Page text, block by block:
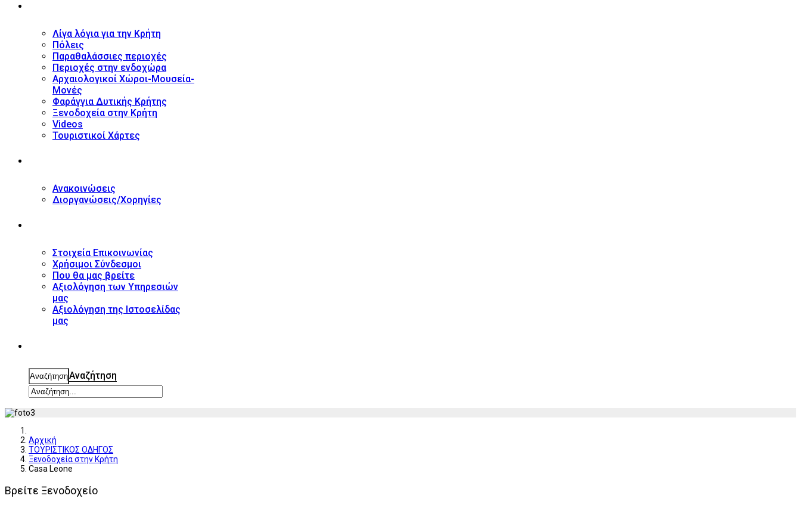
Λίγα λόγια για την Κρήτη
Πόλεις
Παραθαλάσσιες περιοχές
Περιοχές στην ενδοχώρα
Αρχαιολογικοί Χώροι-Μουσεία-
Μονές
Φαράγγια Δυτικής Κρήτης
Ξενοδοχεία στην Κρήτη
Videos
Τουριστικοί Χάρτες
Ανακοινώσεις
Διοργανώσεις/Χορηγίες
Στοιχεία Επικοινωνίας
Χρήσιμοι Σύνδεσμοι
Που θα μας βρείτε
Αξιολόγηση των Υπηρεσιών
μας
Αξιολόγηση της Ιστοσελίδας
μας
ΑναζήτησηΑναζήτηση
Αρχική
ΤΟΥΡΙΣΤΙΚΟΣ ΟΔΗΓΟΣ
Ξενοδοχεία στην Κρήτη
Casa Leone
Βρείτε Ξενοδοχείο